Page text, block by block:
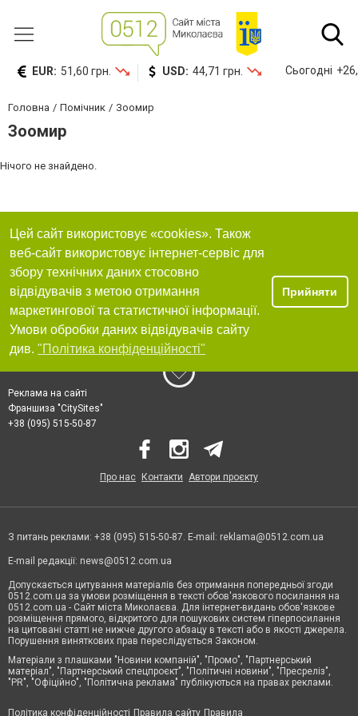
EUR: 51,60 грн. USD: 44,71 грн. Сьогодні
Головна Помічник Зоомир
Зоомир
Нічого не знайдено.
Цей сайт використовує «cookies». Також
веб-сайт використовує інтернет-сервіс для
збору технічних даних стосовно
відвідувачів з метою отримання
маркетингової та статистичної інформації.
Умови обробки даних відвідувачів сайту
див. "Політика конфіденційності"
Прийняти
Реклама на сайті
Франшиза "CitySites"
+38 (095) 515-50-87
Про нас Контакти Автори проєкту
З питань реклами: +38 (095) 515-50-87. E-mail: reklama@0512.com.ua
E-mail редакції: news@0512.com.ua
Допускається цитування матеріалів без отримання попередньої згоди
0512.com.ua за умови розміщення в тексті обов'язкового посилання на
0512.com.ua - Сайт міста Миколаєва. Для інтернет-видань обов'язкове
розміщення прямого, відкритого для пошукових систем гіперпосилання
на цитовані статті не нижче другого абзацу в тексті або в якості джерела.
Порушення виняткових прав переслідується Законом.
Матеріали з плашками "Новини компаній", "Промо", "Партнерський
матеріал", "Партнерський спецпроєкт", "Політичні новини", "Пресреліз",
"PR", "Офіційно", "Політична реклама" публікуються на правах реклами.
Політика конфіденційності Правила сайту Правила